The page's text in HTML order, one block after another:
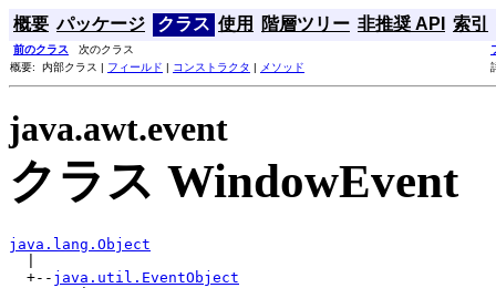
概要 パッケージ クラス 使用 階層ツリー 非推奨 API 索引
前のクラス 次のクラス
概要: 内部クラス | フィールド | コンストラクタ | メソッド
java.awt.event
クラス WindowEvent
java.lang.Object
  +--
java.util.EventObject